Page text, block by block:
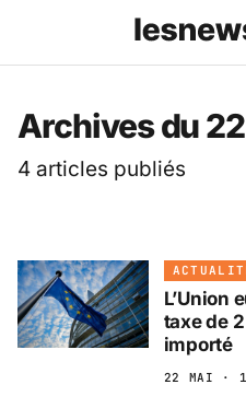
Les
Archives du
4 articles publiés
L’Union
taxe de
importé
22 MAI ·